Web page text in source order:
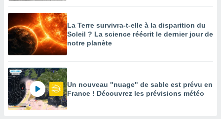
La Terre survivra-t-elle à la disparition du
Soleil ? La science réécrit le dernier jour de
notre planète
Un nouveau "nuage" de sable est prévu en
France ! Découvrez les prévisions météo